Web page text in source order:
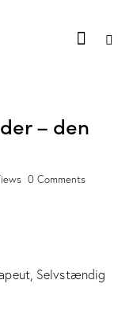
– den
0 Comments
Selvstændig